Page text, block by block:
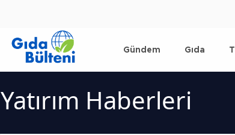
Gündem Gıda
Yatırım Haberleri